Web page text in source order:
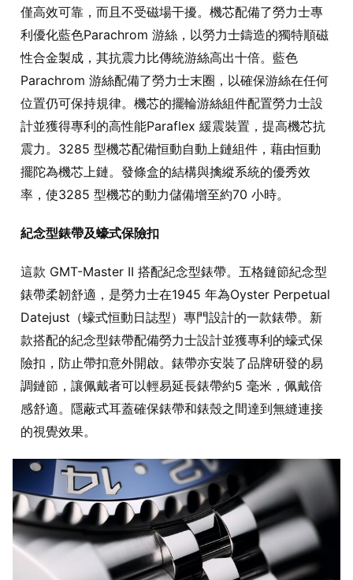
僅高效可靠，而且不受磁場干擾。機芯配備了勞力士專
利優化藍色Parachrom 游絲，以勞力士鑄造的獨特順磁
性合金製成，其抗震力比傳統游絲高出十倍。藍色
Parachrom 游絲配備了勞力士末圈，以確保游絲在任何
位置仍可保持規律。機芯的擺輪游絲組件配置勞力士設
計並獲得專利的高性能Paraflex 緩震裝置，提高機芯抗
震力。3285 型機芯配備恒動自動上鏈組件，藉由恒動
擺陀為機芯上鏈。發條盒的結構與擒縱系統的優秀效
率，使3285 型機芯的動力儲備增至約70 小時。
紀念型錶帶及蠔式保險扣
這款 GMT-Master II 搭配紀念型錶帶。五格鏈節紀念型
錶帶柔韌舒適，是勞力士在1945 年為Oyster Perpetual
Datejust（蠔式恒動日誌型）專門設計的一款錶帶。新
款搭配的紀念型錶帶配備勞力士設計並獲專利的蠔式保
險扣，防止帶扣意外開啟。錶帶亦安裝了品牌研發的易
調鏈節，讓佩戴者可以輕易延長錶帶約5 毫米，佩戴倍
感舒適。隱蔽式耳蓋確保錶帶和錶殼之間達到無縫連接
的視覺效果。